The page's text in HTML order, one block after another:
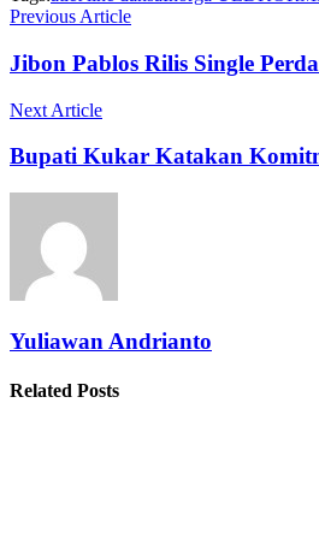
Previous Article
Jibon Pablos Rilis Single
Next Article
Bupati Kukar Katakan
Yuliawan Andrianto
Related Posts